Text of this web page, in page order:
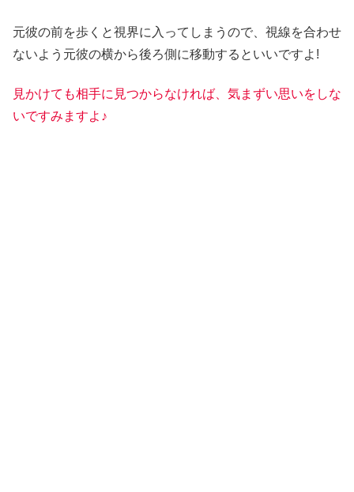
元彼の前を歩くと視界に入ってしまうので、視線を合わせ
ないよう元彼の横から後ろ側に移動するといいですよ!
見かけても相手に見つからなければ
気まずい思いをしな
いですみますよ♪